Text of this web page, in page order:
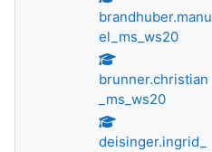
brandhuber.manu
el_ms_ws20
brunner.christian
_ms_ws20
deisinger.ingrid_